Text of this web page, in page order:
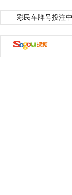
彩民车牌号投注